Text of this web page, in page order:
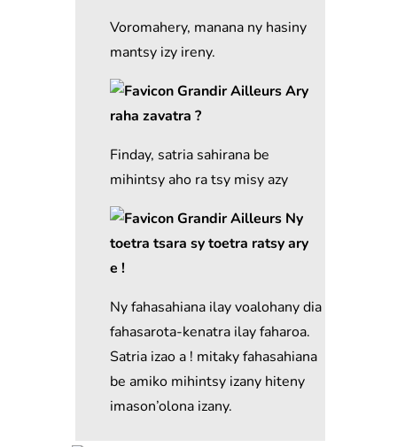
Voromahery, manana ny hasiny
mantsy izy ireny.
Ary
raha zavatra ?
Finday, satria sahirana be
mihintsy aho ra tsy misy azy
Ny
toetra tsara sy toetra ratsy ary
e !
Ny fahasahiana ilay voalohany dia
fahasarota-kenatra ilay faharoa.
Satria izao a ! mitaky fahasahiana
be amiko mihintsy izany hiteny
imason’olona izany.